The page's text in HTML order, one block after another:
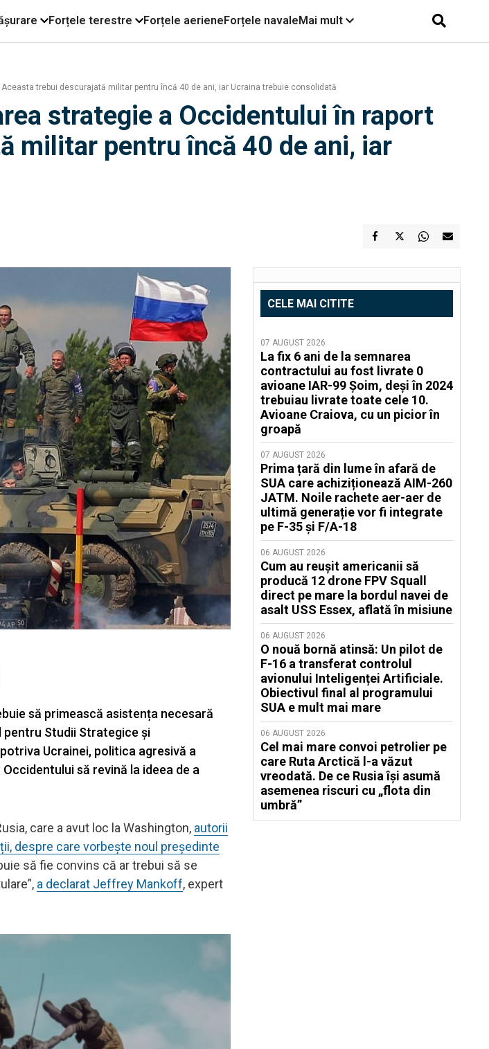
Forțele terestre Forțele aerieneForțele navaleMai mult
trebui descurajată militar pentru încă 40 de ani, iar Ucraina trebuie consolidată
strategie a Occidentului în raport
militar pentru încă 40 de ani, iar
să primească asistența necesară
Studii Strategice și
Ucrainei, politica agresivă a
să revină la ideea de a
care a avut loc la Washington, autorii
despre care vorbește noul președinte
să fie convins că ar trebui să se
a declarat Jeffrey Mankoff, expert
CELE MAI CITITE
07 AUGUST 2026
La fix 6 ani de la semnarea
contractului au fost livrate 0
avioane IAR-99 Șoim, deși în 2024
trebuiau livrate toate cele 10.
Avioane Craiova, cu un picior în
groapă
07 AUGUST 2026
Prima țară din lume în afară de
SUA care achiziționează AIM-260
JATM. Noile rachete aer-aer de
ultimă generație vor fi integrate
pe F-35 și F/A-18
06 AUGUST 2026
Cum au reușit americanii să
producă 12 drone FPV Squall
direct pe mare la bordul navei de
asalt USS Essex, aflată în misiune
06 AUGUST 2026
O nouă bornă atinsă: Un pilot de
F-16 a transferat controlul
avionului Inteligenței Artificiale.
Obiectivul final al programului
SUA e mult mai mare
06 AUGUST 2026
Cel mai mare convoi petrolier pe
care Ruta Arctică l-a văzut
vreodată. De ce Rusia își asumă
asemenea riscuri cu „flota din
umbră”